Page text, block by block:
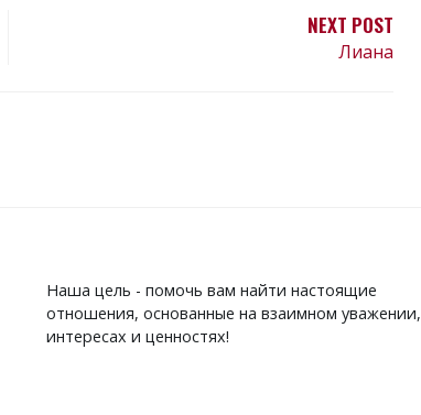
NEXT POST
Лиана
Наша цель - помочь вам найти настоящие
отношения, основанные на взаимном уважении,
интересах и ценностях!